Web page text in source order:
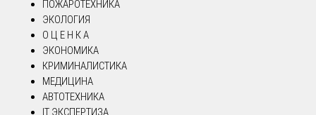
ПОЖАРОТЕХНИКА
ЭКОЛОГИЯ
О Ц Е Н К А
ЭКОНОМИКА
КРИМИНАЛИСТИКА
МЕДИЦИНА
АВТОТЕХНИКА
IT ЭКСПЕРТИЗА